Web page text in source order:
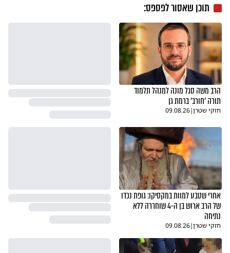
תוכן שאסור לפספס:
הרב משה סגל מונה למנהל תלמוד
תורה 'חורב' ברמת גן
חזקי שטרן|
09.08.26
אחרי שטבע למוות במקסיקו: גופת נכדו
של הרב ארוש בן ה-4 שוחררה ללא
נתיחה
חזקי שטרן|
09.08.26